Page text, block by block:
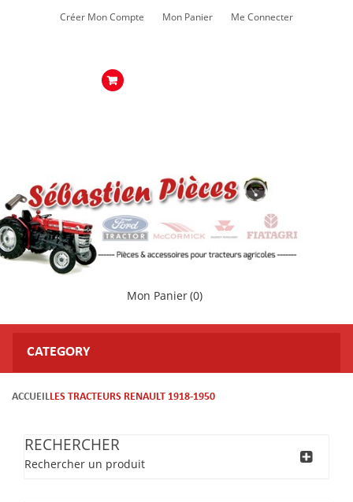
Créer Mon Compte Mon Panier Me Connecter
Mon Panier(0)
CATEGORY
ACCUEILLES TRACTEURS RENAULT 1918-1950
RECHERCHER
Rechercher un produit